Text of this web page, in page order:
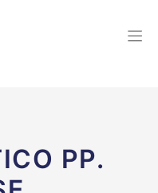
PP.